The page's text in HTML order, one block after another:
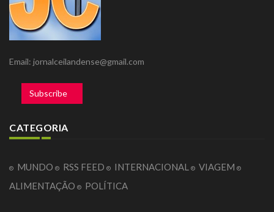
Email: jornalceilandense@gmail.com
Subscribe
CATEGORIA
MUNDO RSS FEED INTERNACIONAL
VIAGEM
ALIMENTAÇÃO
POLÍTICA